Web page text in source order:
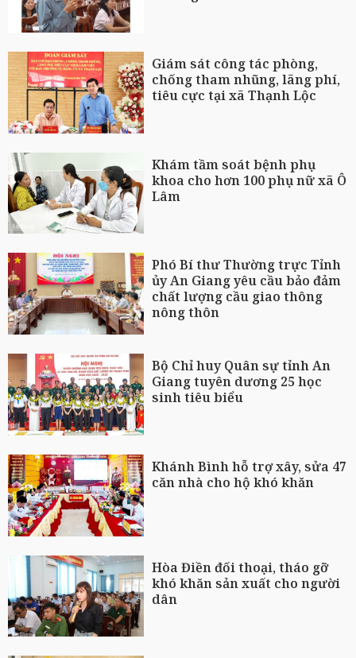
Giám sát công tác phòng,
chống tham nhũng, lãng phí,
tiêu cực tại xã Thạnh Lộc
Khám tầm soát bệnh phụ
khoa cho hơn 100 phụ nữ xã Ô
Lâm
Phó Bí thư Thường trực Tỉnh
ủy An Giang yêu cầu bảo đảm
chất lượng cầu giao thông
nông thôn
Bộ Chỉ huy Quân sự tỉnh An
Giang tuyên dương 25 học
sinh tiêu biểu
Khánh Bình hỗ trợ xây, sửa 47
căn nhà cho hộ khó khăn
Hòa Điền đối thoại, tháo gỡ
khó khăn sản xuất cho người
dân